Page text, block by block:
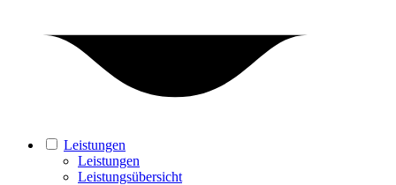
Leistungen
Leistungen
Leistungsübersicht